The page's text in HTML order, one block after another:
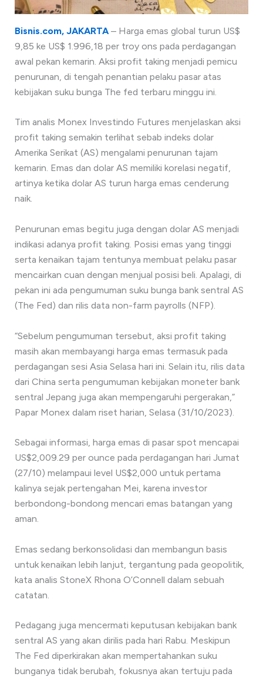
Bisnis.com, JAKARTA– Harga emas global turun US$
9,85 ke US$ 1.996,18 per troy ons pada perdagangan
awal pekan kemarin. Aksi profit taking menjadi pemicu
penurunan, di tengah penantian pelaku pasar atas
kebijakan suku bunga The fed terbaru minggu ini.
Tim analis Monex Investindo Futures menjelaskan aksi
profit taking semakin terlihat sebab indeks dolar
Amerika Serikat (AS) mengalami penurunan tajam
kemarin. Emas dan dolar AS memiliki korelasi negatif,
artinya ketika dolar AS turun harga emas cenderung
naik.
Penurunan emas begitu juga dengan dolar AS menjadi
indikasi adanya profit taking. Posisi emas yang tinggi
serta kenaikan tajam tentunya membuat pelaku pasar
mencairkan cuan dengan menjual posisi beli. Apalagi, di
pekan ini ada pengumuman suku bunga bank sentral AS
(The Fed) dan rilis data non-farm payrolls (NFP).
“Sebelum pengumuman tersebut, aksi profit taking
masih akan membayangi harga emas termasuk pada
perdagangan sesi Asia Selasa hari ini. Selain itu, rilis data
dari China serta pengumuman kebijakan moneter bank
sentral Jepang juga akan mempengaruhi pergerakan,”
Papar Monex dalam riset harian, Selasa (31/10/2023).
Sebagai informasi, harga emas di pasar spot mencapai
US$2,009.29 per ounce pada perdagangan hari Jumat
(27/10) melampaui level US$2,000 untuk pertama
kalinya sejak pertengahan Mei, karena investor
berbondong-bondong mencari emas batangan yang
aman.
Emas sedang berkonsolidasi dan membangun basis
untuk kenaikan lebih lanjut, tergantung pada geopolitik,
kata analis StoneX Rhona O’Connell dalam sebuah
catatan.
Pedagang juga mencermati keputusan kebijakan bank
sentral AS yang akan dirilis pada hari Rabu. Meskipun
The Fed diperkirakan akan mempertahankan suku
bunganya tidak berubah, fokusnya akan tertuju pada